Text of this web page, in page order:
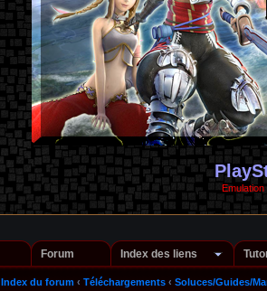
Forum Index des liens
Index du forum ‹ Téléchargements ‹ Soluces/Guides/